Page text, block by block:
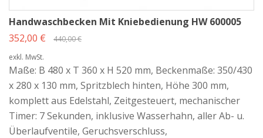
Handwaschbecken Mit Kniebedienung HW 600005
352,00 €
440,00 €
exkl. MwSt.
Maße: B 480 x T 360 x H 520 mm, Beckenmaße: 350/430
x 280 x 130 mm, Spritzblech hinten, Höhe 300 mm,
komplett aus Edelstahl, Zeitgesteuert, mechanischer
Timer: 7 Sekunden, inklusive Wasserhahn, aller Ab- u.
Überlaufventile, Geruchsverschluss,